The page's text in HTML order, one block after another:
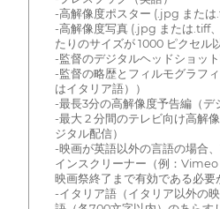
-高解像度ポスター (.jpg また
-高解像度写真 (.jpg または.tiff
たりのサイズが 1000 ピクセル
-監督のデジタルヘッドショッ
-監督の略歴とフィルモグラフ
はイタリア語））
-最長3分の高解像度予告編（デ
-最大 2 分間のテレビ向け高解
ジタル配信）
-映画が英語以外の言語の場合
インスクリーナー（例：
映画祭終了まで有効である必要
-イタリア語（イタリア以外の